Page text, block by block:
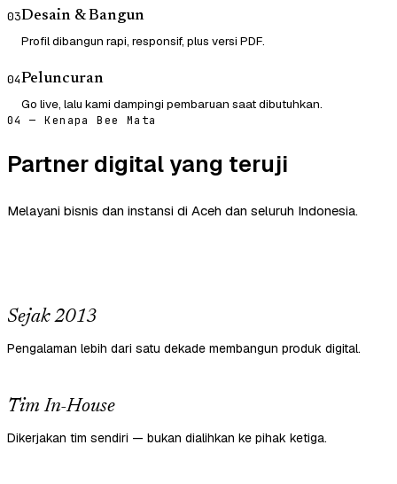
03Desain & Bangun
Profil dibangun rapi, responsif, plus versi PDF.
04Peluncuran
Go live, lalu kami dampingi pembaruan saat dibutuhkan.
04 — Kenapa Bee Mata
Partner digital yang teruji
Melayani bisnis dan instansi di Aceh dan seluruh Indonesia.
Sejak 2013
Pengalaman lebih dari satu dekade membangun produk digital.
Tim In-House
Dikerjakan tim sendiri — bukan dialihkan ke pihak ketiga.